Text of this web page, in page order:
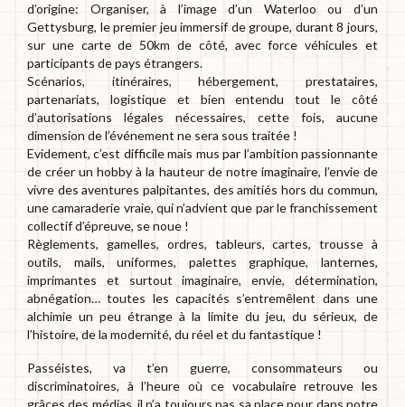
d’origine: Organiser, à l’image d’un Waterloo ou d’un
Gettysburg, le premier jeu immersif de groupe, durant 8 jours,
sur une carte de 50km de côté, avec force véhicules et
participants de pays étrangers.
Scénarios, itinéraires, hébergement, prestataires,
partenariats, logistique et bien entendu tout le côté
d’autorisations légales nécessaires, cette fois, aucune
dimension de l’événement ne sera sous traitée !
Evidement, c’est difficile mais mus par l’ambition passionnante
de créer un hobby à la hauteur de notre imaginaire, l’envie de
vivre des aventures palpitantes, des amitiés hors du commun,
une camaraderie vraie, qui n’advient que par le franchissement
collectif d’épreuve, se noue !
Règlements, gamelles, ordres, tableurs, cartes, trousse à
outils, mails, uniformes, palettes graphique, lanternes,
imprimantes et surtout imaginaire, envie, détermination,
abnégation… toutes les capacités s’entremêlent dans une
alchimie un peu étrange à la limite du jeu, du sérieux, de
l’histoire, de la modernité, du réel et du fantastique !
Passéistes, va t’en guerre, consommateurs ou
discriminatoires, à l’heure où ce vocabulaire retrouve les
grâces des médias, il n’a toujours pas sa place pour dans notre